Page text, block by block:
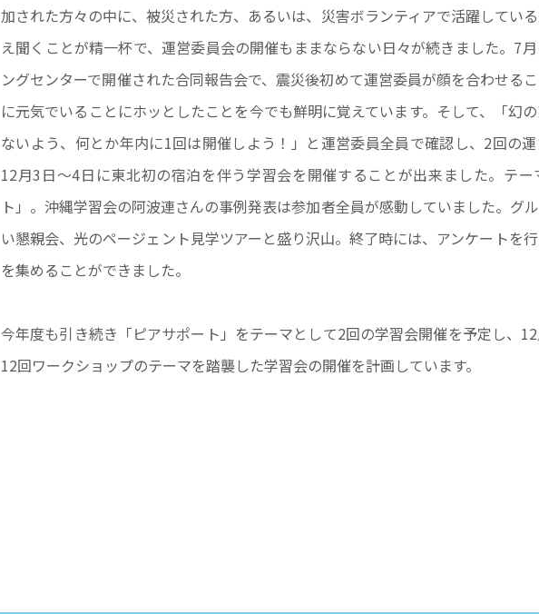
加された方々の中に、被災された方、あるいは、災害ボランティアで活躍してい
え聞くことが精一杯で、運営委員会の開催もままならない日々が続きました。7
ングセンターで開催された合同報告会で、震災後初めて運営委員が顔を合わせる
に元気でいることにホッとしたことを今でも鮮明に覚えています。そして、「幻
ないよう、何とか年内に1回は開催しよう！」と運営委員全員で確認し、2回の運
12月3日～4日に東北初の宿泊を伴う学習会を開催することが出来ました。テー
ト」。沖縄学習会の阿波連さんの事例発表は参加者全員が感動していました。グ
い懇親会、光のページェント見学ツアーと盛り沢山。終了時には、アンケートを
を集めることができました。
今年度も引き続き「ピアサポート」をテーマとして2回の学習会開催を予定し、
12回ワークショップのテーマを踏襲した学習会の開催を計画しています。